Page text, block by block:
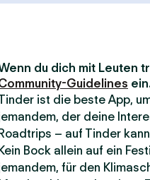
du dich mit Leuten
Guidelines
ist die beste App,
der deine
Roadtrips – auf Tinder
Kein Bock allein auf ein
für den